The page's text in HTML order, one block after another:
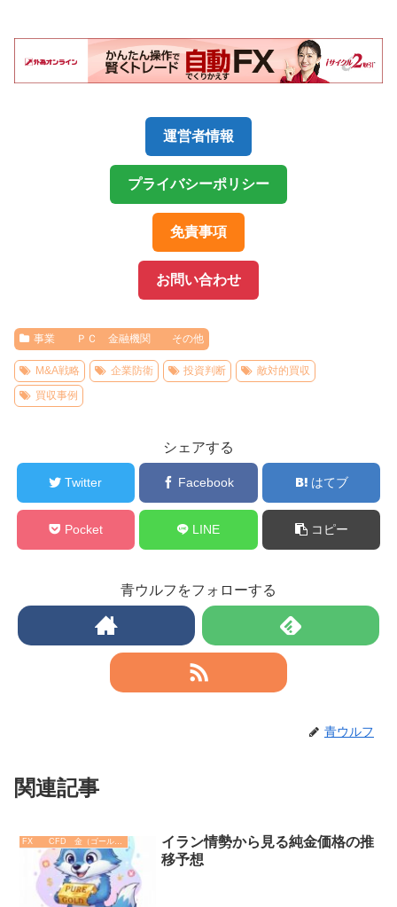
運営者情報
プライバシーポリシー
免責事項
お問い合わせ
事業 ＰＣ 金融機関 その他
M&A戦略 企業防衛 投資判断
敵対的買収
買収事例
シェアする
Twitter Facebook はてブ
Pocket LINE コピー
青ウルフをフォローする
青ウルフ
関連記事
イラン情勢から見る純金価格の推
移予想